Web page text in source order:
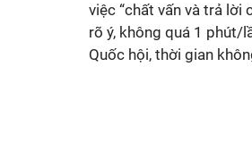
việc “chất vấn và trả lời
rõ ý, không quá 1 phút/
Quốc hội, thời gian